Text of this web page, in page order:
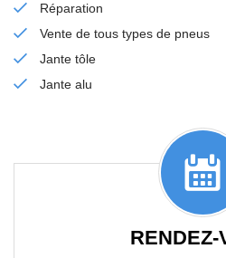
Réparation
Vente de tous types de pneus
Jante tôle
Jante alu
RENDEZ-